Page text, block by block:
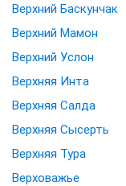
Верхний Баскунчак
Верхний Мамон
Верхний Услон
Верхняя Инта
Верхняя Салда
Верхняя Сысерть
Верхняя Тура
Верховажье